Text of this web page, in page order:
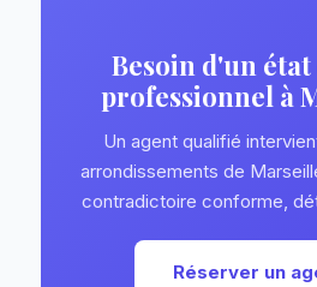
Besoin d'un
professionnel à
Un agent qualifié
arrondissements de
contradictoire conforme,
Réserver un